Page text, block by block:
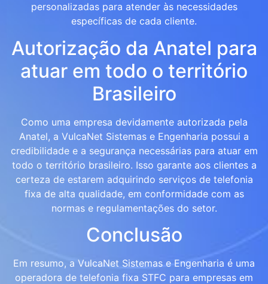
personalizadas para atender às necessidades
específicas de cada cliente.
Autorização da Anatel para
atuar em todo o território
Brasileiro
Como uma empresa devidamente autorizada pela
Anatel, a VulcaNet Sistemas e Engenharia possui a
credibilidade e a segurança necessárias para atuar em
todo o território brasileiro. Isso garante aos clientes a
certeza de estarem adquirindo serviços de telefonia
fixa de alta qualidade, em conformidade com as
normas e regulamentações do setor.
Conclusão
Em resumo, a VulcaNet Sistemas e Engenharia é uma
operadora de telefonia fixa STFC para empresas em